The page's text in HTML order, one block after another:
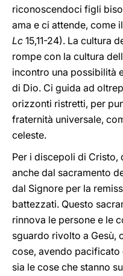
riconoscendoci figli
ama e ci attende, come
Lc 15,11-24). La cultura
rompe con la cultura
incontro una possibilità
di Dio. Ci guida ad
orizzonti ristretti, per
fraternità universale,
celeste.
Per i discepoli di Cristo,
anche dal sacramento
dal Signore per la
battezzati. Questo
rinnova le persone e le
sguardo rivolto a Gesù,
cose, avendo pacificato
sia le cose che stanno